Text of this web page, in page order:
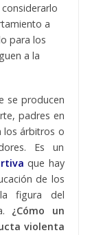
a
para los
a la
se producen
padres en
los árbitros o
Es un
que hay
de los
figura del
¿Cómo un
violenta